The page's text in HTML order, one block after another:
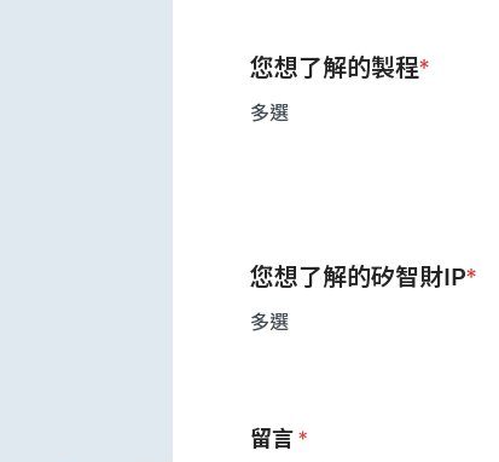
您想了解的製程*
多選
您想了解的矽智財IP*
多選
留言*